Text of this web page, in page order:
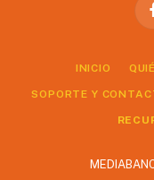
INICIO
SOPORTE Y